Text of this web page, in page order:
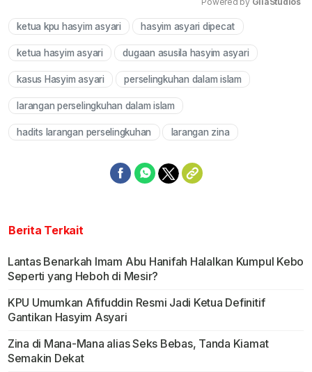
ketua kpu hasyim asyari hasyim asyari dipecat
ketua hasyim asyari dugaan asusila hasyim asyari
kasus Hasyim asyari perselingkuhan dalam islam
larangan perselingkuhan dalam islam
hadits larangan perselingkuhan larangan zina
Berita Terkait
Lantas Benarkah Imam Abu Hanifah Halalkan Kumpul Kebo
Seperti yang Heboh di Mesir?
KPU Umumkan Afifuddin Resmi Jadi Ketua Definitif
Gantikan Hasyim Asyari
Zina di Mana-Mana alias Seks Bebas, Tanda Kiamat
Semakin Dekat